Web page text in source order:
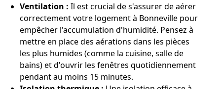
Ventilation : Il est crucial de s'assurer de aérer
correctement votre logement à Bonneville pour
empêcher l'accumulation d'humidité. Pensez à
mettre en place des aérations dans les pièces
les plus humides (comme la cuisine, salle de
bains) et d'ouvrir les fenêtres quotidiennement
pendant au moins 15 minutes.